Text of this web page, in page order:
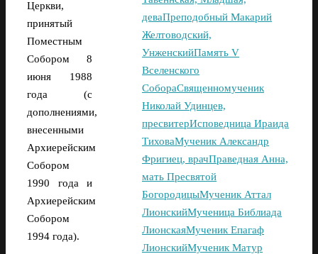
Церкви,
принятый
Поместным
Собором 8
июня 1988
года (с
дополнениями,
внесенными
Архиерейским
Собором
1990 года и
Архиерейским
Собором
1994 года).
деваПреподобный Макарий
Желтоводский,
УнженскийПамять V
Вселенского
СобораСвященномученик
Николай Удинцев,
пресвитерИсповедница Ираида
ТиховаМученик Александр
Фригиец, врачПраведная Анна,
мать Пресвятой
БогородицыМученик Аттал
ЛионскийМученица Библиада
ЛионскаяМученик Епагаф
ЛионскийМученик Матур